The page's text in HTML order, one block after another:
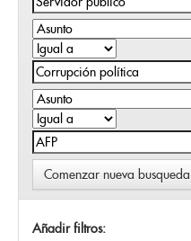
Comenzar nueva busqueda
Añadir filtros: